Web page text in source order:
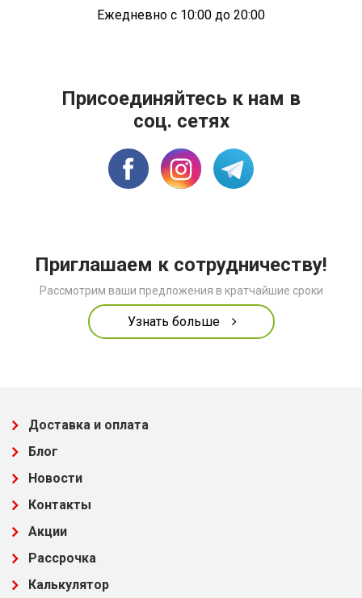
Ежедневно с 10:00 до 20:00
Присоединяйтесь к нам в
соц. сетях
Приглашаем к сотрудничеству!
Рассмотрим ваши предложения в кратчайшие сроки
Узнать больше
Доставка и оплата
Блог
Новости
Контакты
Акции
Рассрочка
Калькулятор